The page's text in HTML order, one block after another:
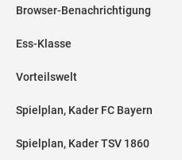
Browser-Benachrichtigung
Ess-Klasse
Vorteilswelt
Spielplan, Kader FC Bayern
Spielplan, Kader TSV 1860